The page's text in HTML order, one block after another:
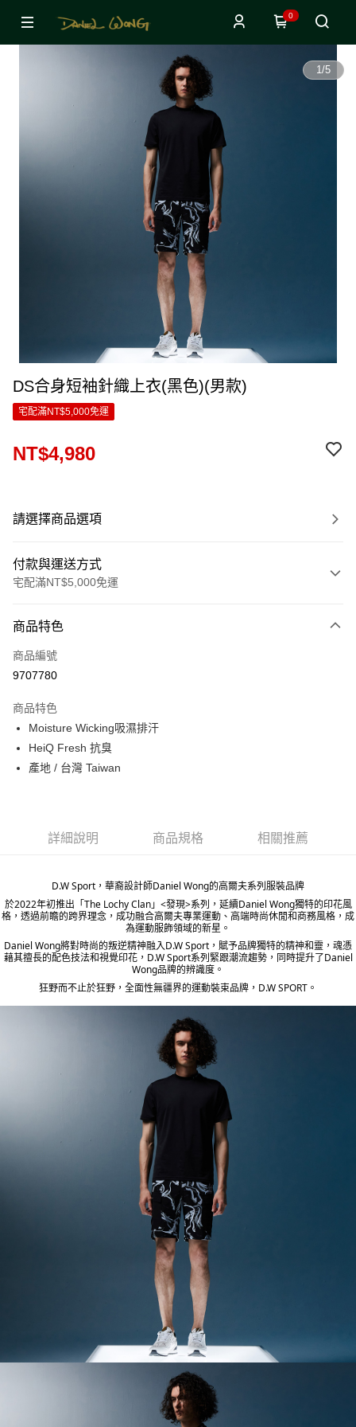
0
1/5
DS合身短袖針織上衣(黑色)(男款)
宅配滿NT$5,000免運
NT$4,980
請選擇商品選項
付款與運送方式
宅配滿NT$5,000免運
信用卡一次付款
LINE Pay
ATM付款
運送方式
宅配(外島)
商品特色
商品編號
9707780
商品特色
Moisture Wicking吸濕排汗
HeiQ Fresh 抗臭
產地 / 台灣 Taiwan
詳細說明 商品規格 相關推薦
D.W Sport，華裔設計師Daniel Wong的高爾夫系列服裝品牌
於2022年初推出「The Lochy Clan」<發現>系列，延續Daniel Wong獨特的印花風
格，透過前瞻的跨界理念，成功融合高爾夫專業運動、高端時尚休閒和商務風格，成
為運動服飾領域的新星。
Daniel Wong將對時尚的叛逆精神融入D.W Sport，賦予品牌獨特的精神和靈，魂憑
藉其擅長的配色技法和視覺印花，D.W Sport系列緊跟潮流趨勢，同時提升了Daniel
Wong品牌的辨識度。
狂野而不止於狂野，全面性無疆界的運動裝束品牌，D.W SPORT。